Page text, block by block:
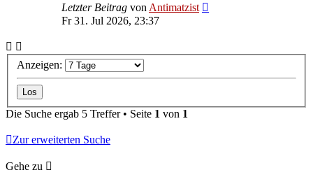
Letzter Beitrag von Antimatzist
Fr 31. Jul 2026, 23:37
Anzeigen:
Die Suche ergab 5 Treffer • Seite 1 von 1
Zur erweiterten Suche
Gehe zu